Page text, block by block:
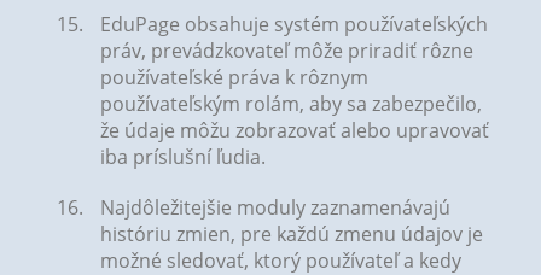
EduPage obsahuje systém používateľských
práv, prevádzkovateľ môže priradiť rôzne
používateľské práva k rôznym
používateľským rolám, aby sa zabezpečilo,
že údaje môžu zobrazovať alebo upravovať
iba príslušní ľudia.
Najdôležitejšie moduly zaznamenávajú
históriu zmien, pre každú zmenu údajov je
možné sledovať, ktorý používateľ a kedy